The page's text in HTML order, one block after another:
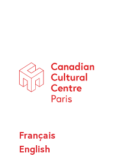
Français
English